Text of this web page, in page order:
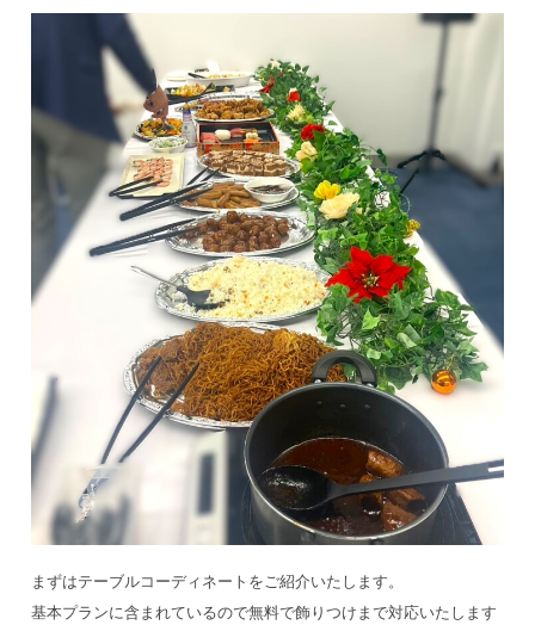
まずはテーブルコーディネートをご紹介いたします。
基本プランに含まれているので無料で飾りつけまで対応いたします